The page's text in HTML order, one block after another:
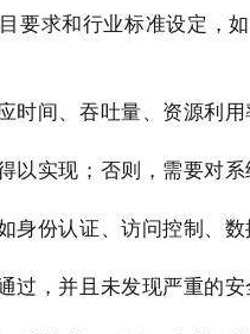
要求和行业标准设定，
间、吞吐量、资源利
实现；否则，需要对
份认证、访问控制、
，并且未发现严重的安